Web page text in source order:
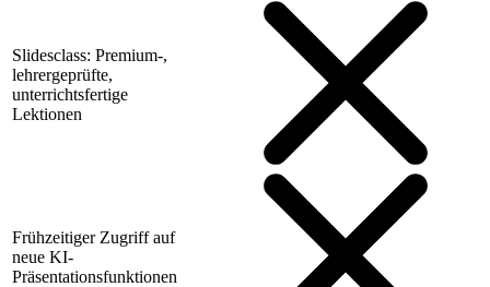
Slidesclass: Premium-,
lehrergeprüfte,
unterrichtsfertige
Lektionen
Frühzeitiger Zugriff auf
neue KI-
Präsentationsfunktionen